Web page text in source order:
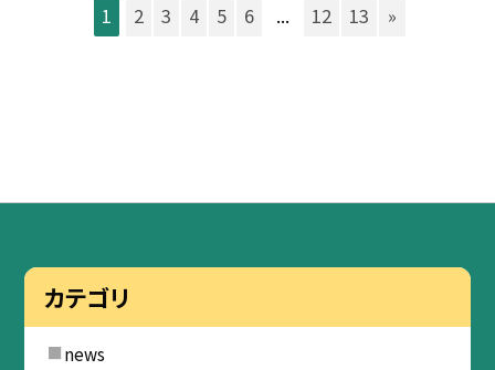
1 2 3 4 5 6 ... 12 13 »
カテゴリ
news